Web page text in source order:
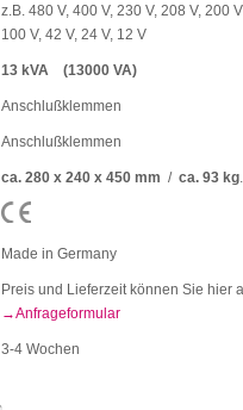
z.B. 480 V, 400 V, 230 V, 208 V, 200
100 V, 42 V, 24 V, 12 V
13 kVA (13000 VA)
Anschlußklemmen
Anschlußklemmen
ca. 280 x 240 x 450 mm / ca. 93 kg
Made in Germany
Preis und Lieferzeit können Sie hier
Anfrageformular
3-4 Wochen